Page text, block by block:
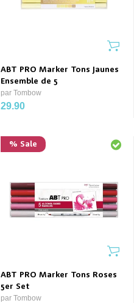
ABT PRO Marker Tons Jaunes
Ensemble de 5
par Tombow
29.90
% Sale
ABT PRO Marker Tons Roses
5er Set
par Tombow